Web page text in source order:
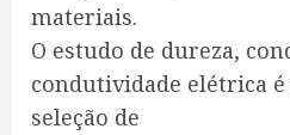
materiais.
O estudo de dureza,
condutividade elétrica
seleção de